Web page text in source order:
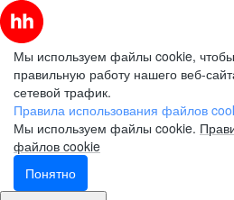
Мы используем файлы cookie,
правильную работу нашего веб-
сетевой трафик.
Правила использования файлов
Мы используем файлы cookie.
файлов cookie
Понятно